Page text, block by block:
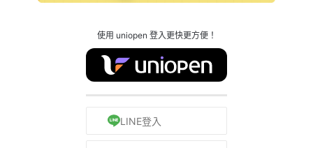
使用 uniopen 登入更快更方便！
LINE登入